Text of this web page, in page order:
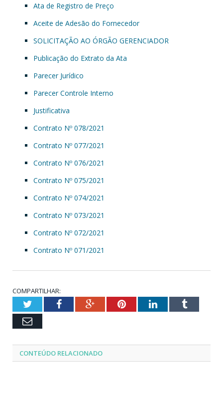
Ata de Registro de Preço
Aceite de Adesão do Fornecedor
SOLICITAÇÃO AO ÓRGÃO GERENCIADOR
Publicação do Extrato da Ata
Parecer Jurídico
Parecer Controle Interno
Justificativa
Contrato Nº 078/2021
Contrato Nº 077/2021
Contrato Nº 076/2021
Contrato Nº 075/2021
Contrato Nº 074/2021
Contrato Nº 073/2021
Contrato Nº 072/2021
Contrato Nº 071/2021
COMPARTILHAR:
TwitterFacebookGoogle+PinterestLinkedInTumblr
Email
CONTEÚDO RELACIONADO